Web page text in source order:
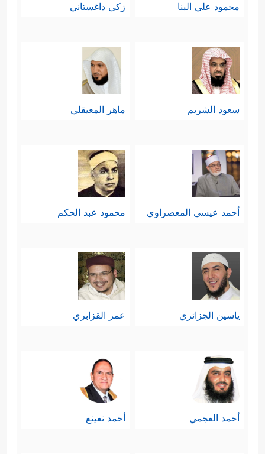
محمود علي البنا زكي داغستاني
سعود الشريم ماهر المعيقلي
أحمد عيسي المعصراوي محمود عبد الحكم
ياسين الجزائري عمر القزابري
أحمد العجمي أحمد نعينع